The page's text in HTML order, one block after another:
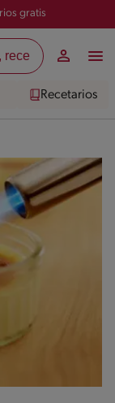
gratis
Recetarios